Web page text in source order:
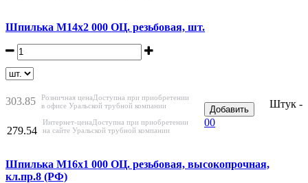
Шпилька М14х2 000 ОЦ. резьбовая, шт.
Штук -
303.85 Розничная ценаДоступна при приобретении
в офисе Уральской трубной компании
279.54
Интернет-ценаДоступна при приобретении
на сайте Уральской трубной компании
Добавить
00
Шпилька М16х1 000 ОЦ. резьбовая, высокопрочная,
кл.пр.8 (РФ)